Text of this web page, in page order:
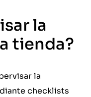
la
tienda?
la
checklists